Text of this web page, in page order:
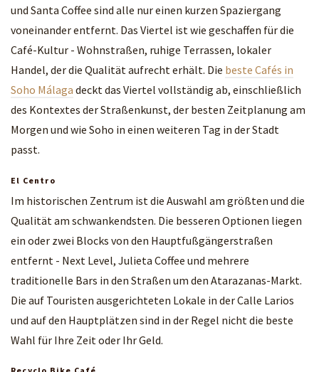
und Santa Coffee sind alle nur einen kurzen Spaziergang
voneinander entfernt. Das Viertel ist wie geschaffen für die
Café-Kultur - Wohnstraßen, ruhige Terrassen, lokaler
Handel, der die Qualität aufrecht erhält. Die beste Cafés in
Soho Málaga deckt das Viertel vollständig ab, einschließlich
des Kontextes der Straßenkunst, der besten Zeitplanung am
Morgen und wie Soho in einen weiteren Tag in der Stadt
passt.
El Centro
Im historischen Zentrum ist die Auswahl am größten und die
Qualität am schwankendsten. Die besseren Optionen liegen
ein oder zwei Blocks von den Hauptfußgängerstraßen
entfernt - Next Level, Julieta Coffee und mehrere
traditionelle Bars in den Straßen um den Atarazanas-Markt.
Die auf Touristen ausgerichteten Lokale in der Calle Larios
und auf den Hauptplätzen sind in der Regel nicht die beste
Wahl für Ihre Zeit oder Ihr Geld.